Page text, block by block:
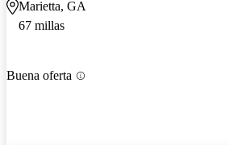
Marietta, GA
67 millas
Buena oferta